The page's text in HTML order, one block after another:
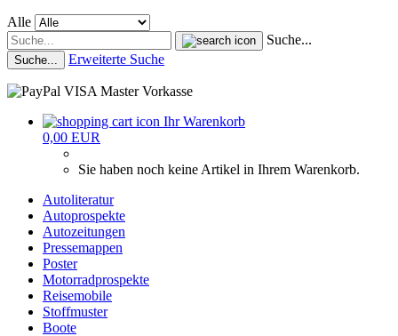
Alle
Suche...
Suche... Erweiterte Suche
Ihr Warenkorb
0,00 EUR
Sie haben noch keine Artikel in Ihrem Warenkorb.
Autoliteratur
Autoprospekte
Autozeitungen
Pressemappen
Poster
Motorradprospekte
Reisemobile
Stoffmuster
Boote